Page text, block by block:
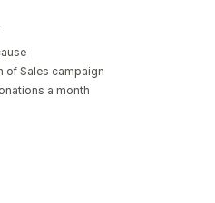
of Sales campaign
a month